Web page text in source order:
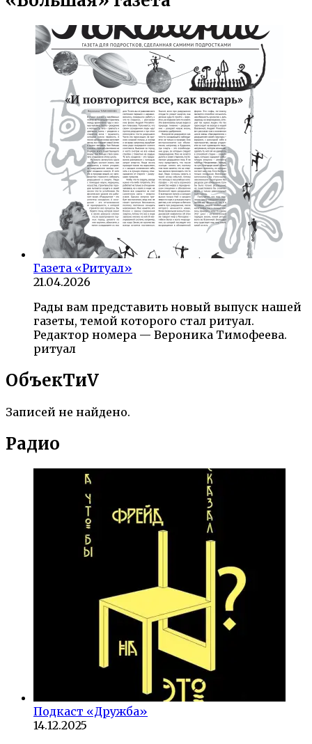
Газета «Ритуал»
21.04.2026
Рады вам представить новый выпуск нашей
газеты, темой которого стал ритуал.
Редактор номера — Вероника Тимофеева.
ритуал
ОбъекTиV
Записей не найдено.
Радио
Подкаст «Дружба»
14.12.2025